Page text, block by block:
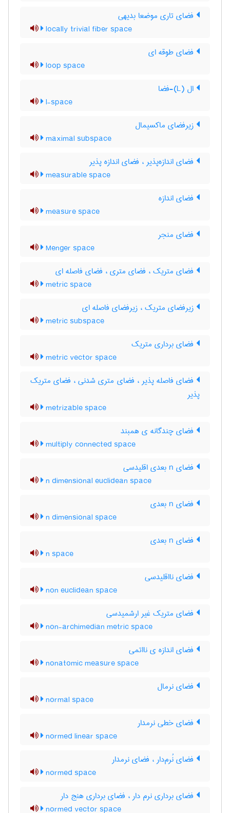
فضای تاری موضعا بدیهی
locally trivial fiber space
فضای طوقه ای
loop space
ال (L)-فضا
l-space
زیرفضای ماکسیمال
maximal subspace
فضای اندازه‌پذیر ، فضای اندازه پذیر
measurable space
فضای اندازه
measure space
فضای منجر
Menger space
فضای متریک ، فضای متری ، فضای فاصله ای
metric space
زیرفضای متریک ، زیرفضای فاصله ای
metric subspace
فضای برداری متریک
metric vector space
فضای فاصله پذیر ، فضای متری شدنی ، فضای متریک
پذیر
metrizable space
فضای چندگانه ی همبند
multiply connected space
فضای n بعدی اقلیدسی
n dimensional euclidean space
فضای n بعدی
n dimensional space
فضای n بعدی
n space
فضای نااقلیدسی
non euclidean space
فضای متریک غیر ارشمیدسی
non-archimedian metric space
فضای اندازه ی نااتمی
nonatomic measure space
فضای نرمال
normal space
فضای خطی نرمدار
normed linear space
فضای نُرم‌دار ، فضای نرمدار
normed space
فضای برداری نرم دار ، فضای برداری هنج دار
normed vector space